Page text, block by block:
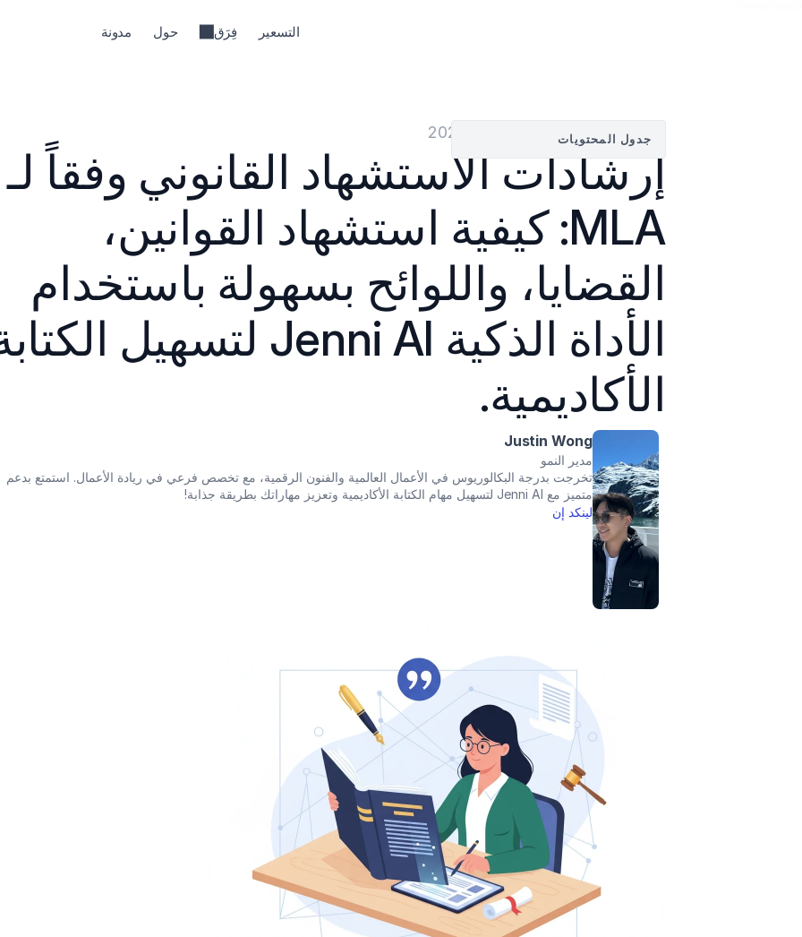
التسعير فِرَق حول مدونة
بواسطةJustin Wong
إرشادات الاستشهاد القانوني وفقاً لـ
الأكاديمية.
Justin Wong
مدير النمو
متميز مع Jenni AI لتسهيل مهام الكتابة الأكاديمية وتعزيز مهاراتك بطريقة جذابة!
لينكد إن
جدول المحتويات